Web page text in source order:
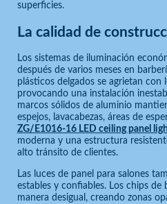
superficies.
La calidad de
Los sistemas de iluminación
después de varios meses en
plásticos delgados se agrietan con
provocando una instalación
marcos sólidos de aluminio
espejos, lavacabezas, áreas de
ZG/E1016-16 LED ceiling panel
moderna y una estructura
alto tránsito de clientes.
Las luces de panel para salones
estables y confiables. Los chips de
manera desigual, creando zonas